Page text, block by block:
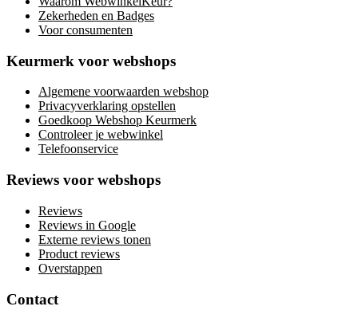
Zekerheden en Badges
Voor consumenten
Keurmerk voor webshops
Algemene voorwaarden webshop
Privacyverklaring opstellen
Goedkoop Webshop Keurmerk
Controleer je webwinkel
Telefoonservice
Reviews voor webshops
Reviews
Reviews in Google
Externe reviews tonen
Product reviews
Overstappen
Contact